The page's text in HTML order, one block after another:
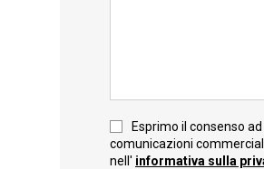
Esprimo il consenso
comunicazioni
nell' informativa sulla